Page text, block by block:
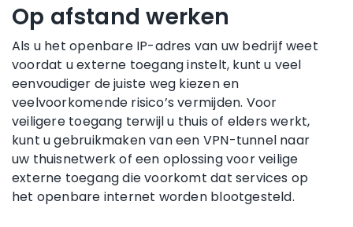
Op afstand werken
Als u het openbare IP-adres van uw bedrijf weet
voordat u externe toegang instelt, kunt u veel
eenvoudiger de juiste weg kiezen en
veelvoorkomende risico’s vermijden. Voor
veiligere toegang terwijl u thuis of elders werkt,
kunt u gebruikmaken van een VPN-tunnel naar
uw thuisnetwerk of een oplossing voor veilige
externe toegang die voorkomt dat services op
het openbare internet worden blootgesteld.